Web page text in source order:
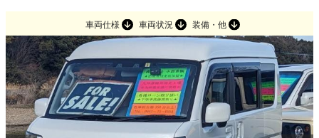
車両仕様 車両状況 装備・他